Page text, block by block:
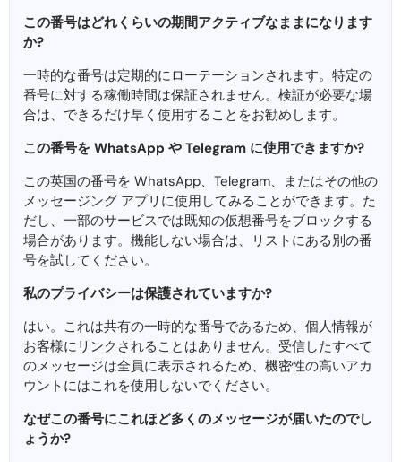
この番号はどれくらいの期間アクティブなままになります
か?
一時的な番号は定期的にローテーションされます。特定の
番号に対する稼働時間は保証されません。検証が必要な場
合は、できるだけ早く使用することをお勧めします。
この番号を WhatsApp や Telegram に使用できますか?
この英国の番号を WhatsApp、Telegram、またはその他の
メッセージング アプリに使用してみることができます。た
だし、一部のサービスでは既知の仮想番号をブロックする
場合があります。機能しない場合は、リストにある別の番
号を試してください。
私のプライバシーは保護されていますか?
はい。これは共有の一時的な番号であるため、個人情報が
お客様にリンクされることはありません。受信したすべて
のメッセージは全員に表示されるため、機密性の高いアカ
ウントにはこれを使用しないでください。
なぜこの番号にこれほど多くのメッセージが届いたのでし
ょうか?